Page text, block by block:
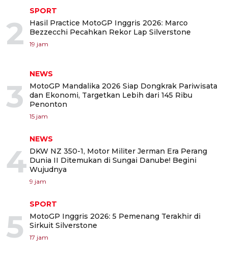
2
SPORT
Hasil Practice MotoGP Inggris 2026: Marco
Bezzecchi Pecahkan Rekor Lap Silverstone
19 jam
3
NEWS
MotoGP Mandalika 2026 Siap Dongkrak Pariwisata
dan Ekonomi, Targetkan Lebih dari 145 Ribu
Penonton
15 jam
4
NEWS
DKW NZ 350-1, Motor Militer Jerman Era Perang
Dunia II Ditemukan di Sungai Danube! Begini
Wujudnya
9 jam
5
SPORT
MotoGP Inggris 2026: 5 Pemenang Terakhir di
Sirkuit Silverstone
17 jam